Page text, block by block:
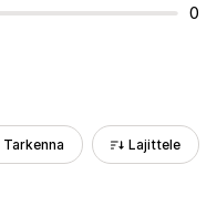
0
Tarkenna Lajittele